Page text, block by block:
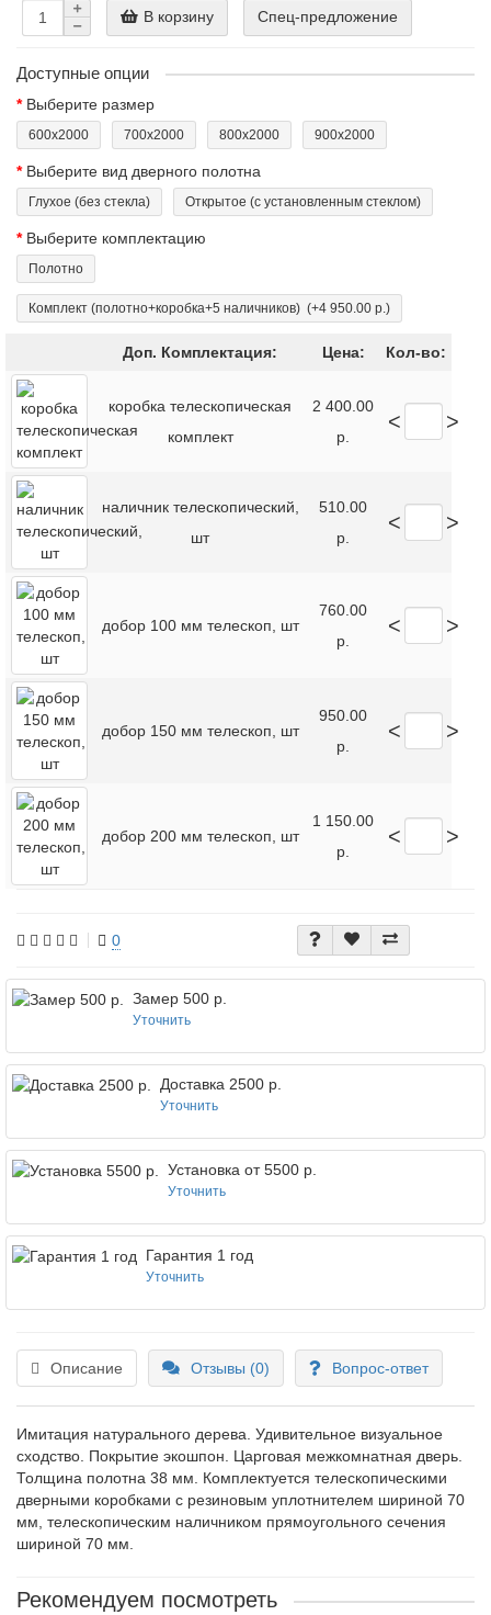
В корзину Спец-предложение
Доступные опции
Выберите размер
600x2000 700x2000 800x2000 900x2000
Выберите вид дверного полотна
Глухое (без стекла) Открытое (с установленным стеклом)
Выберите комплектацию
Полотно
Комплект (полотно+коробка+5 наличников) (+4 950.00 р.)
Доп. Комплектация: Цена: Кол-во:
коробка телескопическая
комплект
2 400.00
р.
< >
наличник телескопический,
шт
510.00
р.
< >
добор 100 мм телескоп, шт
760.00
р.
< >
добор 150 мм телескоп, шт
950.00
р.
< >
добор 200 мм телескоп, шт
1 150.00
р.
< >
0
Замер 500 р.
Уточнить
Доставка 2500 р.
Уточнить
Установка от 5500 р.
Уточнить
Гарантия 1 год
Уточнить
Описание Отзывы (0) Вопрос-ответ
Имитация натурального дерева. Удивительное визуальное
сходство. Покрытие экошпон. Царговая межкомнатная дверь.
Толщина полотна 38 мм. Комплектуется телескопическими
дверными коробками с резиновым уплотнителем шириной 70
мм, телескопическим наличником прямоугольного сечения
шириной 70 мм.
Рекомендуем посмотреть